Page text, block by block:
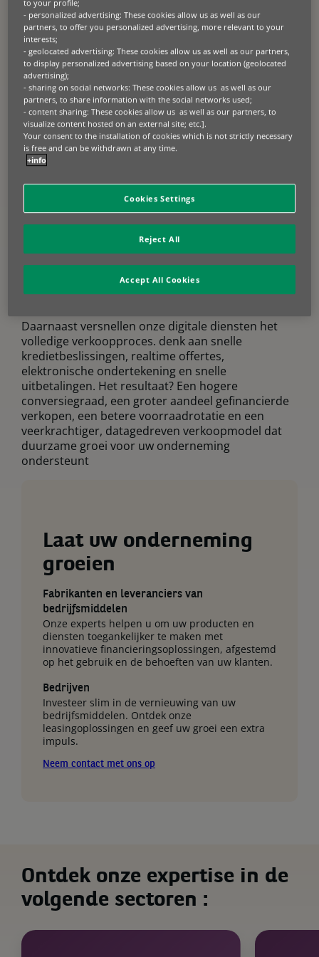
In kapitaalintensieve sectoren zoals landbouw,
transport, bouw en material handling wordt
commercieel succes bepaald op het cruciale
moment van de aanschafbeslissing. Wij
ondersteunen fabrikanten, verdelers en
dealernetwerken bij het optimaal benutten van
elke verkoopkans door financiering rechtstreeks in
dit aanschafproces te integreren.
Wij ontwikkelen kant-en-klare
financieringsoplossingen die volledig aansluiten bij
uw commerciële strategie. Onze geïntegreerde
one-stop-shop combineert retailfinanciering en
diensten met toegevoegde waarde. Zo verkoopt u
sneller, versterkt u uw concurrentiepositie en
behoudt u meer controle over uw
distributienetwerk. Met flexibele lease-, huur- ,
krediet- en gebruiksmodellen bieden wij
oplossingen die aansluiten bij de cashflow en
operationele behoeften van uw klanten en de
Daarnaast versnellen onze digitale diensten het
volledige verkoopproces. denk aan snelle
kredietbeslissingen, realtime offertes,
elektronische ondertekening en snelle
uitbetalingen. Het resultaat? Een hogere
conversiegraad, een groter aandeel gefinancierde
verkopen, een betere voorraadrotatie en een
veerkrachtiger, datagedreven verkoopmodel dat
duurzame groei voor uw onderneming
ondersteunt
Laat uw onderneming
groeien
Fabrikanten en leveranciers van
bedrijfsmiddelen
Onze experts helpen u om uw producten en
diensten toegankelijker te maken met
innovatieve financieringsoplossingen, afgestemd
op het gebruik en de behoeften van uw klanten.
Bedrijven
Investeer slim in de vernieuwing van uw
bedrijfsmiddelen. Ontdek onze
leasingoplossingen en geef uw groei een extra
impuls.
Neem contact met ons op
Ontdek onze expertise in de
volgende sectoren :
to your profile;
- personalized advertising: These cookies allow us as well as our
partners, to offer you personalized advertising, more relevant to your
interests;
- geolocated advertising: These cookies allow us as well as our partners,
to display personalized advertising based on your location (geolocated
advertising);
- sharing on social networks: These cookies allow us as well as our
partners, to share information with the social networks used;
- content sharing: These cookies allow us as well as our partners, to
visualize content hosted on an external site; etc.].
Your consent to the installation of cookies which is not strictly necessary
is free and can be withdrawn at any time.
+info
Cookies Settings
Reject All
Accept All Cookies